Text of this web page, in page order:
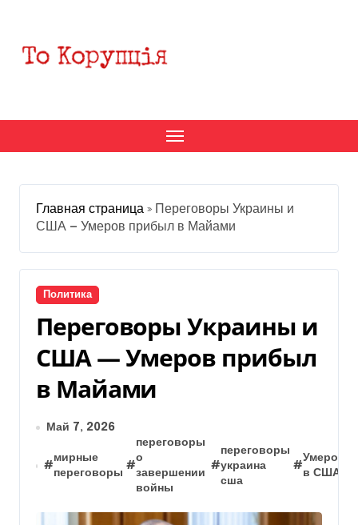
содержанию
Главная страница » Переговоры Украины и
США — Умеров прибыл в Майами
Политика
Переговоры Украины и
США — Умеров прибыл
в Майами
Май 7, 2026
#
мирные
переговоры
#
переговоры
о
завершении
войны
#
переговоры
украина
сша
#
Умеров
в США